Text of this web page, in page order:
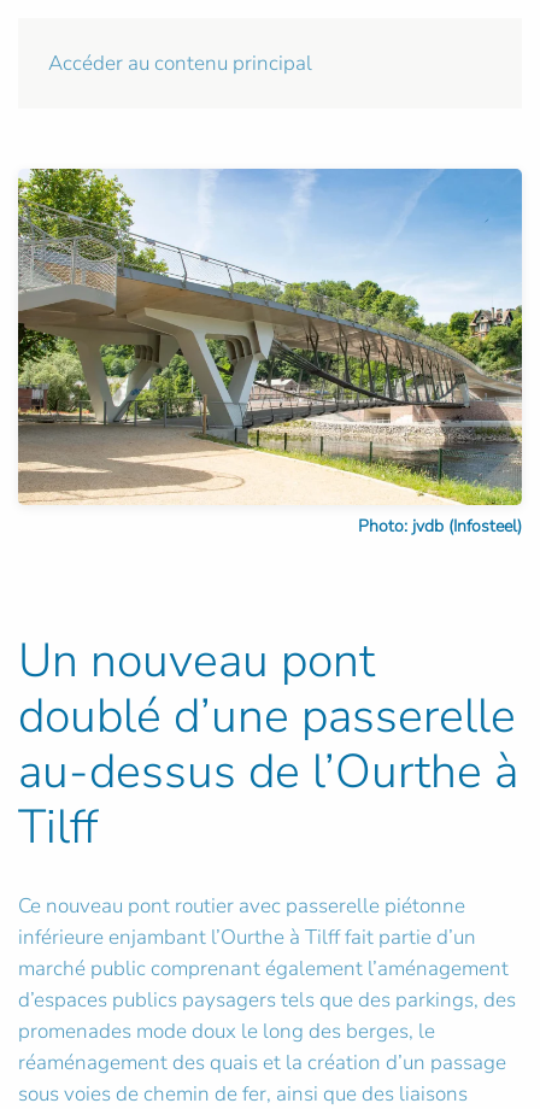
Accéder au contenu principal
Photo: jvdb (Infosteel)
Un nouveau pont
doublé d’une passerelle
au-dessus de l’Ourthe à
Tilff
Ce nouveau pont routier avec passerelle piétonne
inférieure enjambant l’Ourthe à Tilff fait partie d’un
marché public comprenant également l’aménagement
d’espaces publics paysagers tels que des parkings, des
promenades mode doux le long des berges, le
réaménagement des quais et la création d’un passage
sous voies de chemin de fer, ainsi que des liaisons